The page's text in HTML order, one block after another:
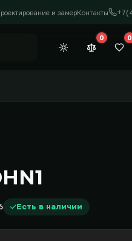
и замерКонтакты
Темная тема
0 0
Есть в наличии